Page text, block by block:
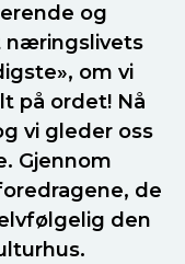
og
næringslivets
om vi
på ordet! Nå
vi gleder oss
Gjennom
de
den